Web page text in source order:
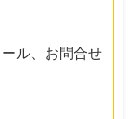
ル、お問合せ